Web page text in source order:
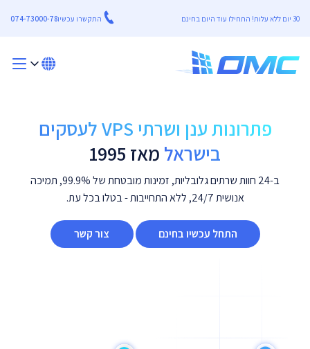
30 יום ללא עלות! התחילו עוד היום בחינם התקשרו עכשיו074-73000-78
פתרונות ענן ושרתי VPS לעסקים
בישראל מאז 1995
ב-24 חוות שרתים גלובליות, זמינות מובטחת של 99.9%, תמיכה
אנושית 24/7, ללא התחייבות - בטלו בכל עת.
התחל עכשיו בחינם צור קשר